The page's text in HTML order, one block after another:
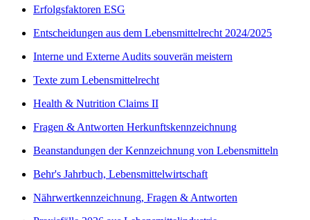
Erfolgsfaktoren ESG
Entscheidungen aus dem Lebensmittelrecht 2024/2025
Interne und Externe Audits souverän meistern
Texte zum Lebensmittelrecht
Health & Nutrition Claims II
Fragen & Antworten Herkunftskennzeichnung
Beanstandungen der Kennzeichnung von Lebensmitteln
Behr's Jahrbuch, Lebensmittelwirtschaft
Nährwertkennzeichnung, Fragen & Antworten